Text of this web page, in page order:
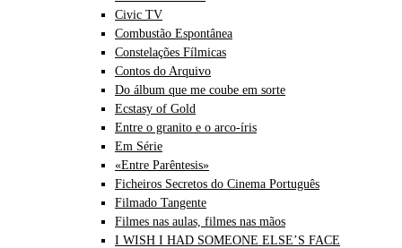
Civic TV
Combustão Espontânea
Constelações Fílmicas
Contos do Arquivo
Do álbum que me coube em sorte
Ecstasy of Gold
Entre o granito e o arco-íris
Em Série
«Entre Parêntesis»
Ficheiros Secretos do Cinema Português
Filmado Tangente
Filmes nas aulas, filmes nas mãos
I WISH I HAD SOMEONE ELSE’S FACE